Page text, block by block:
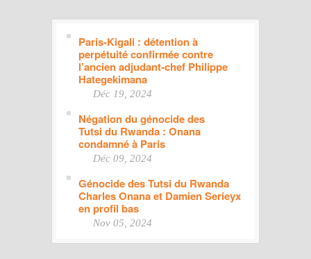
Paris-Kigali : détention à
perpétuité confirmée contre
l’ancien adjudant-chef Philippe
Hategekimana
Déc 19, 2024
Négation du génocide des
Tutsi du Rwanda : Onana
condamné à Paris
Déc 09, 2024
Génocide des Tutsi du Rwanda
Charles Onana et Damien Serieyx
en profil bas
Nov 05, 2024